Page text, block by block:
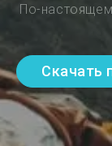
По-
Скачать